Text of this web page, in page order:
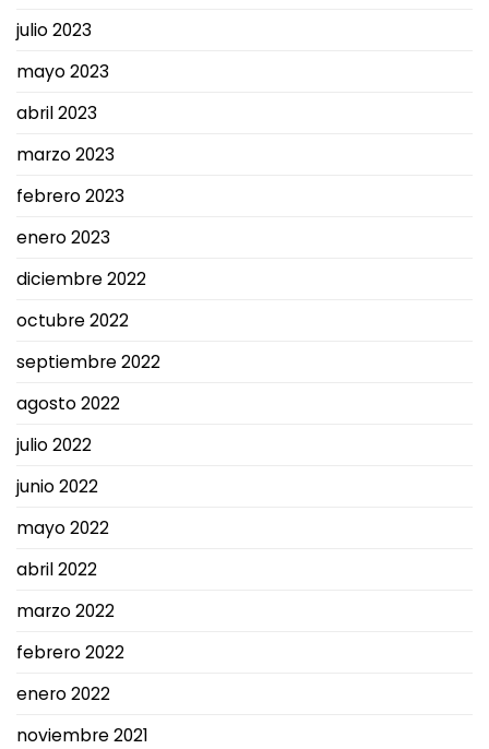
julio 2023
mayo 2023
abril 2023
marzo 2023
febrero 2023
enero 2023
diciembre 2022
octubre 2022
septiembre 2022
agosto 2022
julio 2022
junio 2022
mayo 2022
abril 2022
marzo 2022
febrero 2022
enero 2022
noviembre 2021